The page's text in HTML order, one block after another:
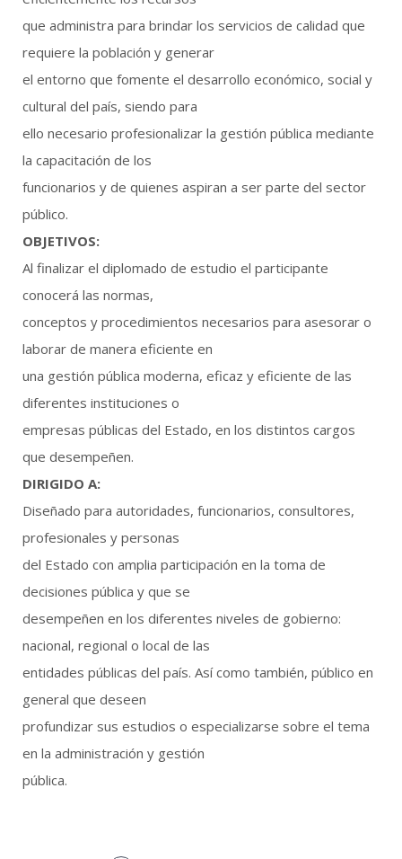
que administra para brindar los servicios de calidad que
requiere la población y generar
el entorno que fomente el desarrollo económico, social y
cultural del país, siendo para
ello necesario profesionalizar la gestión pública mediante
la capacitación de los
funcionarios y de quienes aspiran a ser parte del sector
público.
OBJETIVOS:
Al finalizar el diplomado de estudio el participante
conocerá las normas,
conceptos y procedimientos necesarios para asesorar o
laborar de manera eficiente en
una gestión pública moderna, eficaz y eficiente de las
diferentes instituciones o
empresas públicas del Estado, en los distintos cargos
que desempeñen.
DIRIGIDO A:
Diseñado para autoridades, funcionarios, consultores,
profesionales y personas
del Estado con amplia participación en la toma de
decisiones pública y que se
desempeñen en los diferentes niveles de gobierno:
nacional, regional o local de las
entidades públicas del país. Así como también, público en
general que deseen
profundizar sus estudios o especializarse sobre el tema
en la administración y gestión
pública.